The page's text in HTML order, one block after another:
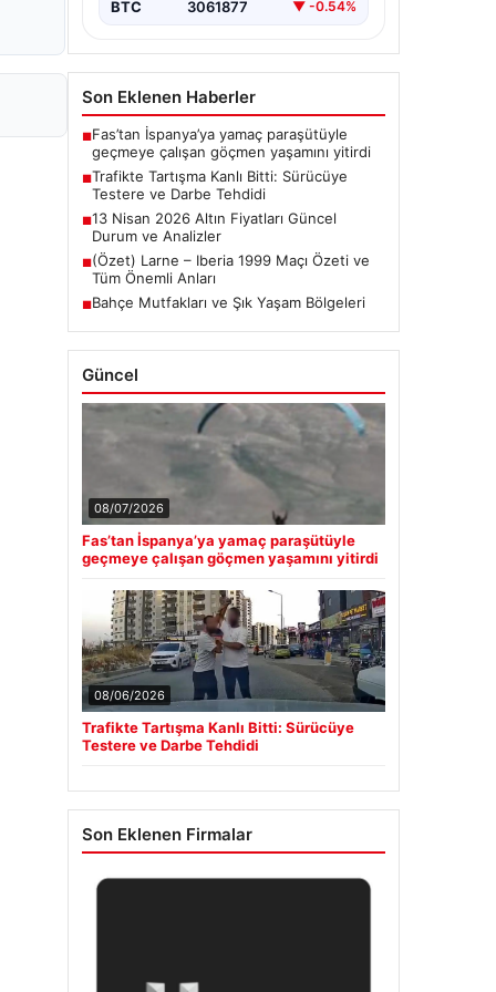
BTC 3061877 ▼ -0.54%
Son Eklenen Haberler
■Fas’tan İspanya’ya yamaç paraşütüyle
geçmeye çalışan göçmen yaşamını yitirdi
■Trafikte Tartışma Kanlı Bitti: Sürücüye
Testere ve Darbe Tehdidi
■13 Nisan 2026 Altın Fiyatları Güncel
Durum ve Analizler
■(Özet) Larne – Iberia 1999 Maçı Özeti ve
Tüm Önemli Anları
■Bahçe Mutfakları ve Şık Yaşam Bölgeleri
Güncel
08/07/2026
Fas’tan İspanya’ya yamaç paraşütüyle
geçmeye çalışan göçmen yaşamını yitirdi
08/06/2026
Trafikte Tartışma Kanlı Bitti: Sürücüye
Testere ve Darbe Tehdidi
Son Eklenen Firmalar